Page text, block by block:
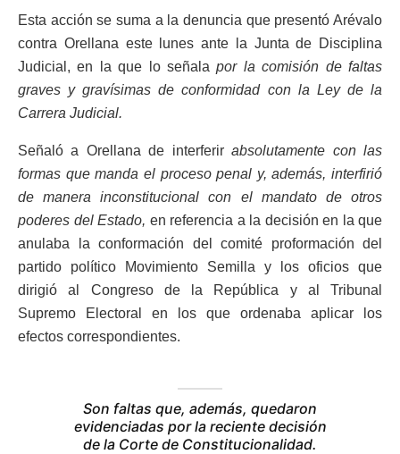
Esta acción se suma a la denuncia que presentó Arévalo
contra Orellana este lunes ante la Junta de Disciplina
Judicial, en la que lo señalapor la comisión de faltas
graves y gravísimas de conformidad con la Ley de la
Carrera Judicial.
Señaló a Orellana de interferirabsolutamente con las
formas que manda el proceso penal y, además, interfirió
de manera inconstitucional con el mandato de otros
poderes del Estado, en referencia a la decisión en la que
anulaba la conformación del comité proformación del
partido político Movimiento Semilla y los oficios que
dirigió al Congreso de la República y al Tribunal
Supremo Electoral en los que ordenaba aplicar los
efectos correspondientes.
Son faltas que, además, quedaron
evidenciadas por la reciente decisión
de la Corte de Constitucionalidad.